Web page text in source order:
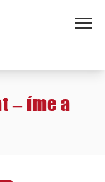
– íme a